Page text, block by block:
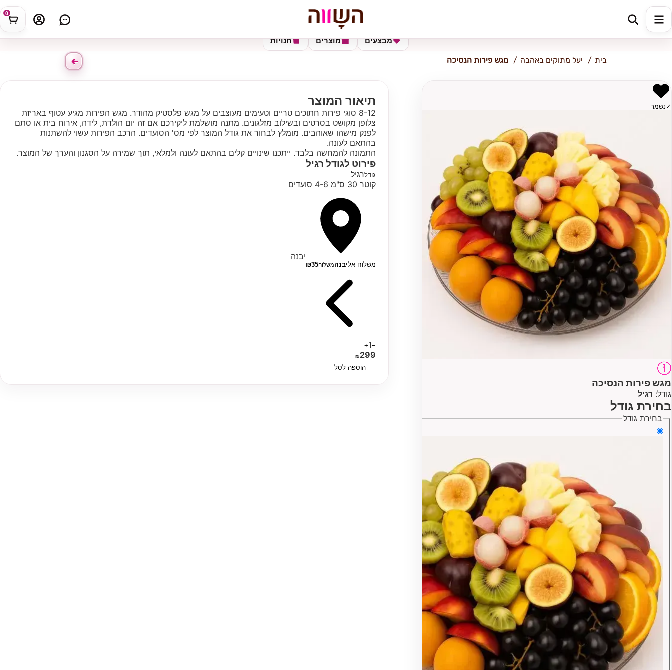
0 יבנה
חנויות מוצרים מבצעים
בית יעל מתוקים באהבה מגש פירות הנסיכה
✓ נשמר
מגש פירות הנסיכה
גודל: רגיל
בחירת גודל
בחירת גודל
תיאור המוצר
8-12 סוגי פירות חתוכים טריים וטעימים מעוצבים על מגש פלסטיק מהודר. מגש הפירות מגיע עטוף באריזת
צלופן מקושט בסרטים ובשילוב מזלגונים. מתנה מושלמת ליקירכם אם זה יום הולדת, לידה, אירוח בית או סתם
לפנק מישהו שאוהבים. מומלץ לבחור את גודל המוצר לפי מס' הסועדים. הרכב הפירות עשוי להשתנות
בהתאם לעונה.
התמונה להמחשה בלבד. ייתכנו שינויים קלים בהתאם לעונה ולמלאי, תוך שמירה על הסגנון והערך של המוצר.
פירוט לגודל רגיל
גודלרגיל
קוטר 30 ס"מ 4-6 סועדים
משלוח אליבנהמשלוח ₪35
יבנה
−
1
+
₪299
הוספה לסל